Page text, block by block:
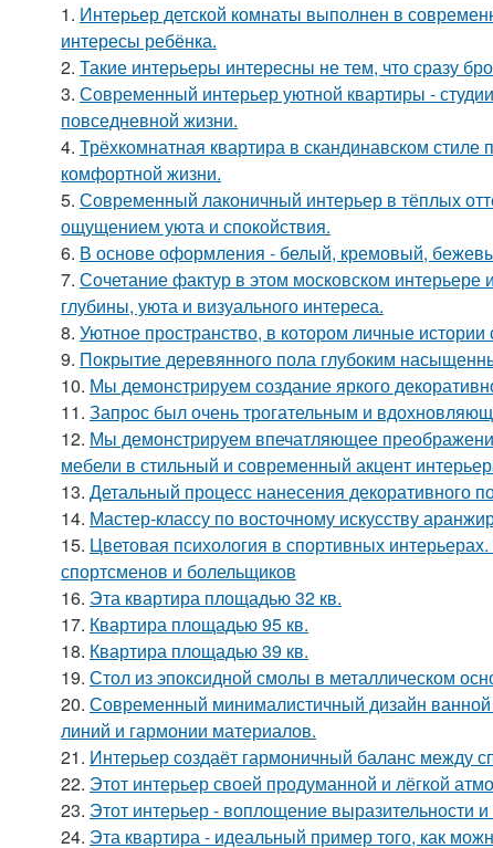
1. Интерьер детской комнаты выполнен в
интересы ребёнка.
2. Такие интерьеры интересны не тем, что сразу
3. Современный интерьер уютной квартиры -
повседневной жизни.
4. Трёхкомнатная квартира в скандинавском
комфортной жизни.
5. Современный лаконичный интерьер в тёплых
ощущением уюта и спокойствия.
6. В основе оформления - белый, кремовый,
7. Сочетание фактур в этом московском
глубины, уюта и визуального интереса.
8. Уютное пространство, в котором личные
9. Покрытие деревянного пола глубоким
10. Мы демонстрируем создание яркого
11. Запрос был очень трогательным и
12. Мы демонстрируем впечатляющее
мебели в стильный и современный акцент
13. Детальный процесс нанесения декоративного
14. Мастер-классу по восточному искусству
15. Цветовая психология в спортивных
спортсменов и болельщиков
16. Эта квартира площадью 32 кв.
17. Квартира площадью 95 кв.
18. Квартира площадью 39 кв.
19. Стол из эпоксидной смолы в металлическом
20. Современный минималистичный дизайн
линий и гармонии материалов.
21. Интерьер создаёт гармоничный баланс между
22. Этот интерьер своей продуманной и лёгкой
23. Этот интерьер - воплощение выразительности
24. Эта квартира - идеальный пример того, как